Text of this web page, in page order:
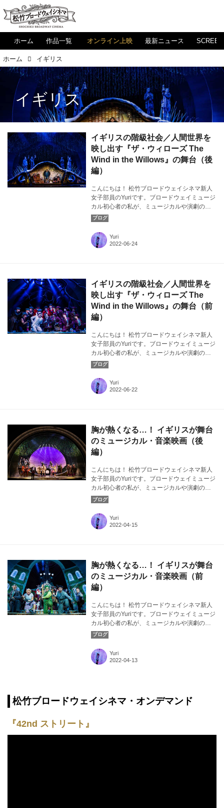
ホーム 作品一覧 オンライン上映 最新ニュース
ホーム イギリス
イギリス
イギリスの階級社会／人間世界を
映し出す『ザ・ウィローズ The
Wind in the Willows』の舞台（後
編）
こんにちは！ 松竹ブロードウェイシネマ新人
女子部員のYuriです。ブロードウェイミュージ
カル初心者の私が、ミュージカルや演劇の素
晴らしさについて気ままに発信！ 『ザ・ウィ
いるイギリスの階級社会についてお話。後編
では、実際にどんなところで感じたのか注目
Yuri
イギリスの階級社会／人間世界を
映し出す『ザ・ウィローズ The
Wind in the Willows』の舞台（前
編）
こんにちは！ 松竹ブロードウェイシネマ新人
女子部員のYuriです。ブロードウェイミュージ
カル初心者の私が、ミュージカルや演劇の素
晴らしさについて気ままに発信！ 今回は、
『ザ・ウィローズ The Wind in the Willows』
で描かれているイギリスの階級社会について
お話しします。カバー画像：『ザ・ウィロー
Yuri
胸が熱くなる…！ イギリスが舞台
のミュージカル・音楽映画（後
編）
こんにちは！ 松竹ブロードウェイシネマ新人
女子部員のYuriです。ブロードウェイミュージ
カル初心者の私が、ミュージカルや演劇の素
晴らしさについて気ままに発信！ 今回は、イ
楽映画について注目。後編では、音楽で人生
が変わってしまう!? 心温まるストーリーが印
Yuri
胸が熱くなる…！ イギリスが舞台
のミュージカル・音楽映画（前
編）
こんにちは！ 松竹ブロードウェイシネマ新人
女子部員のYuriです。ブロードウェイミュージ
カル初心者の私が、ミュージカルや演劇の素
晴らしさについて気ままに発信！ 今回は、イ
ギリスが舞台となっているミュージカル・音
楽映画についてお話しします。カバー画像：
『ザ・ウィローズ The Wind in the Willows』
Yuri
松竹ブロードウェイシネマ・オンデマンド
『42nd ストリート』